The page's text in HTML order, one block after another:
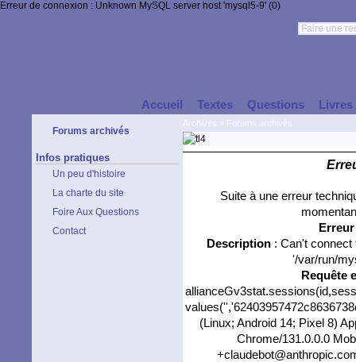
Erreur de connexion : Unknown MySQL server host 'mysql5-9' (0)
Accueil Textes Questions Livres
Forums archivés
Infos pratiques
Un peu d'histoire
La charte du site
Foire Aux Questions
Contact
Suite à une erreur
Description: Can't connect
'/var/run/
Requête
(Linux; Android 14; Pixel 8)
Chrome/131.0.0.0